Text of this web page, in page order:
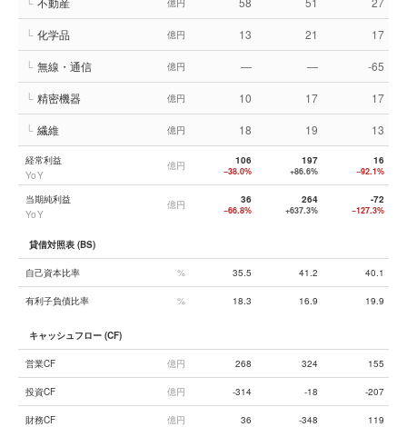
億円
└ 化学品 億円 13 21 17
└ 無線・通信 億円 — — -65
└ 精密機器 億円 10 17 17
└ 繊維 億円 18 19 13
経常利益
YoY
億円 106
−38.0%
197
+86.6%
16
−92.1%
当期純利益
YoY
億円 36
−66.8%
264
+637.3%
-72
−127.3%
貸借対照表 (BS)
自己資本比率 % 35.5 41.2 40.1
有利子負債比率 % 18.3 16.9 19.9
キャッシュフロー (CF)
営業CF 億円 268 324 155
投資CF 億円 -314 -18 -207
財務CF 億円 36 -348 119